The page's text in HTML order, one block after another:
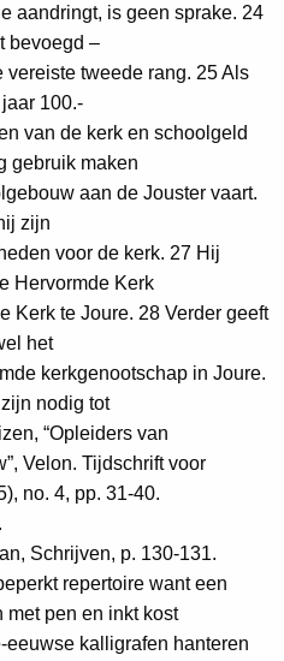
aandringt, is geen sprake. 24
bevoegd –
tweede rang. 25 Als
100.-
van de kerk en schoolgeld
gebruik maken
aan de Jouster vaart.
zijn
voor de kerk. 27 Hij
Hervormde Kerk
Kerk te Joure. 28 Verder geeft
het
kerkgenootschap in Joure.
nodig tot
“Opleiders van
Velon. Tijdschrift voor
no. 4, pp. 31-40.
Schrijven, p. 130-131.
repertoire want een
met pen en inkt kost
kalligrafen hanteren